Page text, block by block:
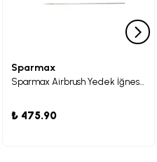
Sparmax
Sparmax Airbrush Yedek İğnesi GP-70
₺ 475.90